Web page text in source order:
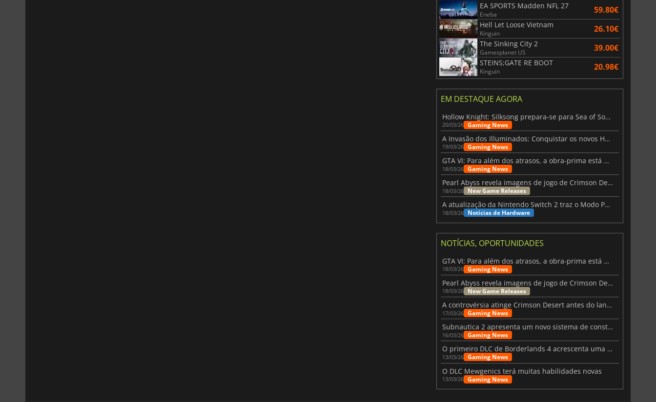
EA SPORTS Madden NFL 27
Eneba 59.80€
Hell Let Loose Vietnam
Kinguin 26.10€
The Sinking City 2
Gamesplanet US 39.00€
STEINS;GATE RE BOOT
Kinguin 20.98€
EM DESTAQUE AGORA
Hollow Knight: Silksong prepara-se para Sea of Sorrow com um patch
20/03/26 Gaming News
A Invasão dos Illuminados: Conquistar os novos Helldivers 2 Atualização!
19/03/26 Gaming News
GTA VI: Para além dos atrasos, a obra-prima está quase a chegar
18/03/26 Gaming News
Pearl Abyss revela imagens de jogo de Crimson Desert para a PS5
18/03/26 New Game Releases
A atualização da Nintendo Switch 2 traz o Modo Portátil aos jogos mais antigos da Switch
18/03/26 Notícias de Hardware
NOTÍCIAS, OPORTUNIDADES
GTA VI: Para além dos atrasos, a obra-prima está quase a chegar
18/03/26 Gaming News
Pearl Abyss revela imagens de jogo de Crimson Desert para a PS5
18/03/26 New Game Releases
A controvérsia atinge Crimson Desert antes do lançamento
17/03/26 Gaming News
Subnautica 2 apresenta um novo sistema de construção de bases
16/03/26 Gaming News
O primeiro DLC de Borderlands 4 acrescenta uma nova personagem e muito mais
13/03/26 Gaming News
O DLC Mewgenics terá muitas habilidades novas
13/03/26 Gaming News